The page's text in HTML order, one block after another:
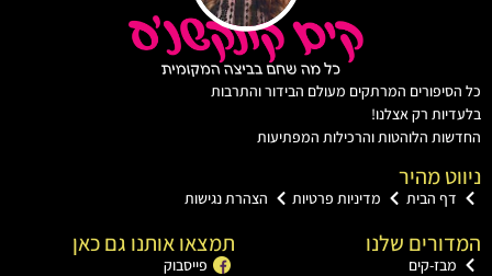
המרתקים מעולם הבידור והתרבות
רק אצלנו!
הלוהטות והרכילות המפתיעות
מהיר
הבית מדיניות פרטיות הצהרת נגישות
שלנו
קים
תמצאו אותנו גם כאן
פייסבוק